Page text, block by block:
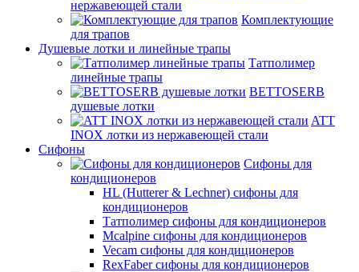
нержавеющей стали
Комплектующие
для трапов
Душевые лотки и линейные трапы
Татполимер
линейные трапы
BETTOSERB
душевые лотки
ATT
INOX лотки из нержавеющей стали
Сифоны
Сифоны для
кондиционеров
HL (Hutterer & Lechner) сифоны для
кондиционеров
Татполимер сифоны для кондиционеров
Mcalpine сифоны для кондиционеров
Vecam сифоны для кондиционеров
RexFaber сифоны для кондиционеров